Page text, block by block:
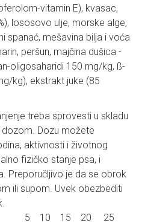
vitamin E), kvasac,
lososovo ulje, morske alge,
spanać, mešavina bilja i voća
peršun, majčina dušica -
oligosaharidi 150 mg/kg, ß-
kg), ekstrakt juke (85
treba sprovesti u skladu
Dozu možete
aktivnosti i životnog
fizičko stanje psa, i
Preporučljivo je da se obrok
ili supom. Uvek obezbediti
(kg) 5 10 15 20 25